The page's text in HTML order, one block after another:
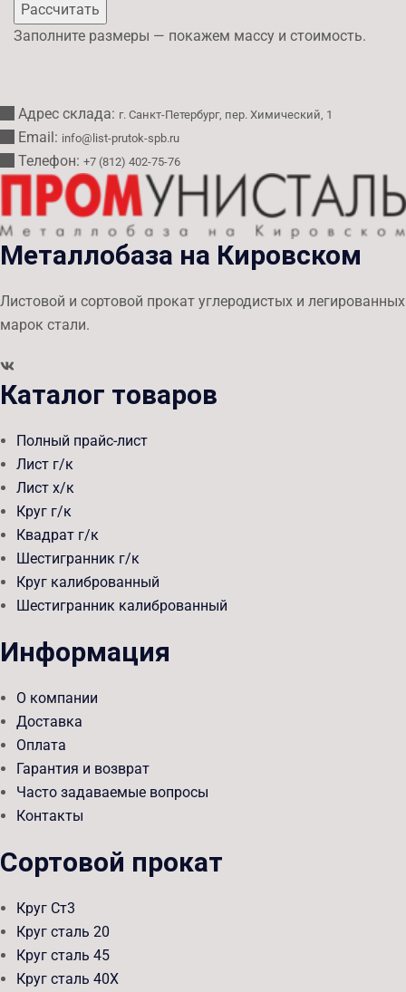
Рассчитать
Заполните размеры — покажем массу и стоимость.
Адрес склада: г. Санкт-Петербург, пер. Химический, 1
Email: info@list-prutok-spb.ru
Телефон: +7 (812) 402-75-76
Металлобаза на Кировском
Листовой и сортовой прокат углеродистых и легированных
марок стали.
Каталог товаров
Полный прайс-лист
Лист г/к
Лист х/к
Круг г/к
Квадрат г/к
Шестигранник г/к
Круг калиброванный
Шестигранник калиброванный
Информация
О компании
Доставка
Оплата
Гарантия и возврат
Часто задаваемые вопросы
Контакты
Сортовой прокат
Круг Ст3
Круг сталь 20
Круг сталь 45
Круг сталь 40Х